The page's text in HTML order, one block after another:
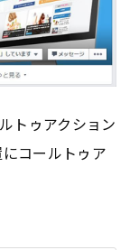
トゥアクション
コールトゥア